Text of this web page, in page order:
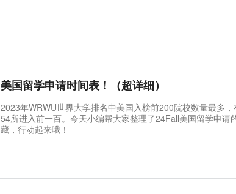
美国留学申请时间表！（超详细）
2023年WRWU世界大学排名中美国入榜前200院校数量最多
54所进入前一百。今天小编帮大家整理了24Fall美国留学申请
藏，行动起来哦！